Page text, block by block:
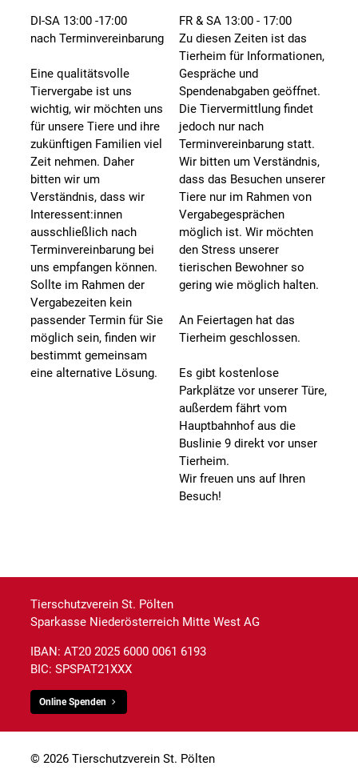
DI-SA 13:00 -17:00
nach Terminvereinbarung
Eine qualitätsvolle
Tiervergabe ist uns
wichtig, wir möchten uns
für unsere Tiere und ihre
zukünftigen Familien viel
Zeit nehmen. Daher
bitten wir um
Verständnis, dass wir
Interessent:innen
ausschließlich nach
Terminvereinbarung bei
uns empfangen können.
Sollte im Rahmen der
Vergabezeiten kein
passender Termin für Sie
möglich sein, finden wir
bestimmt gemeinsam
eine alternative Lösung.
FR & SA 13:00 - 17:00
Zu diesen Zeiten ist das
Tierheim für Informationen,
Gespräche und
Spendenabgaben geöffnet.
Die Tiervermittlung findet
jedoch nur nach
Terminvereinbarung statt.
Wir bitten um Verständnis,
dass das Besuchen unserer
Tiere nur im Rahmen von
Vergabegesprächen
möglich ist. Wir möchten
den Stress unserer
tierischen Bewohner so
gering wie möglich halten.
An Feiertagen hat das
Tierheim geschlossen.
Es gibt kostenlose
Parkplätze vor unserer Türe,
außerdem fährt vom
Hauptbahnhof aus die
Buslinie 9 direkt vor unser
Tierheim.
Wir freuen uns auf Ihren
Besuch!
Tierschutzverein St. Pölten
Sparkasse Niederösterreich Mitte West AG
IBAN: AT20 2025 6000 0061 6193
BIC: SPSPAT21XXX
Online Spenden
© 2026 Tierschutzverein St. Pölten